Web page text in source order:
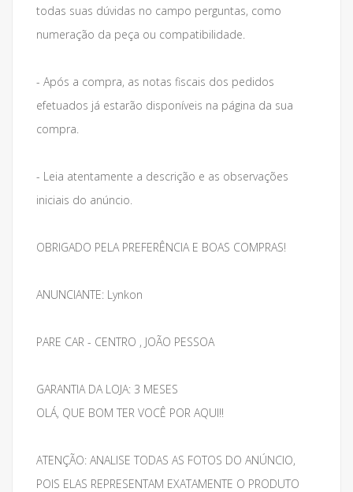
todas suas dúvidas no campo perguntas, como
numeração da peça ou compatibilidade.
- Após a compra, as notas fiscais dos pedidos
efetuados já estarão disponíveis na página da sua
compra.
- Leia atentamente a descrição e as observações
iniciais do anúncio.
OBRIGADO PELA PREFERÊNCIA E BOAS COMPRAS!
ANUNCIANTE: Lynkon
PARE CAR - CENTRO , JOÃO PESSOA
GARANTIA DA LOJA: 3 MESES
OLÁ, QUE BOM TER VOCÊ POR AQUI!!
ATENÇÃO: ANALISE TODAS AS FOTOS DO ANÚNCIO,
POIS ELAS REPRESENTAM EXATAMENTE O PRODUTO